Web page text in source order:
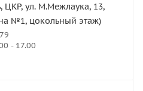
ЦКР, ул. М.Межлаука, 13,
№1, цокольный этаж)
- 17.00